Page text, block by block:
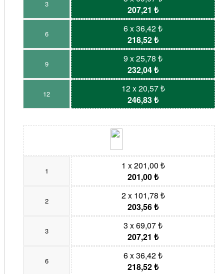
3
207,21 ₺
6
6 x 36,42 ₺
218,52 ₺
9
9 x 25,78 ₺
232,04 ₺
12
12 x 20,57 ₺
246,83 ₺
1
1 x 201,00 ₺
201,00 ₺
2
2 x 101,78 ₺
203,56 ₺
3
3 x 69,07 ₺
207,21 ₺
6
6 x 36,42 ₺
218,52 ₺